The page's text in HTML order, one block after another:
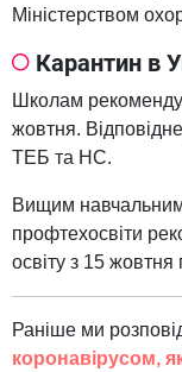
Міністерством
Карантин в
Школам
жовтня.
ТЕБ та НС.
Вищим
профтехосвіти
освіту з 15
Раніше ми
коронавірусом,